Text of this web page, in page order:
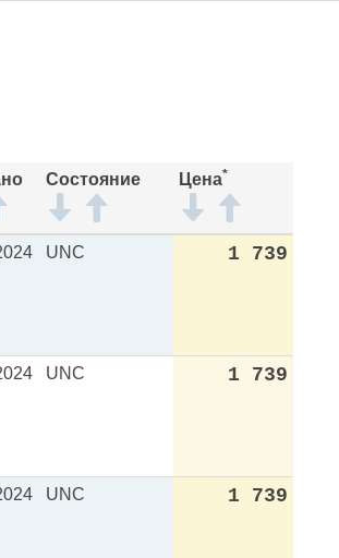
Состояние Цена*
UNC 1 739
UNC 1 739
UNC 1 739